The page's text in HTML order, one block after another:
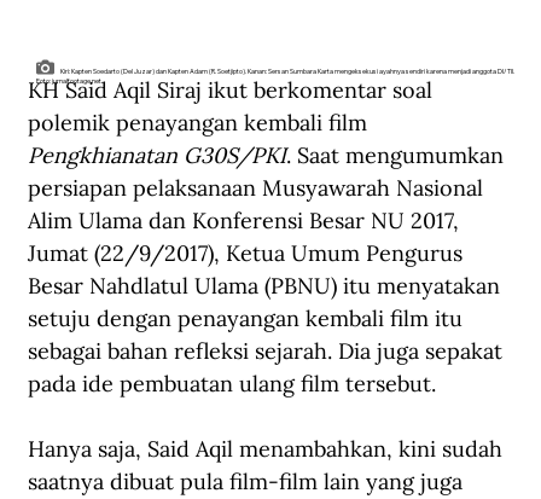
Kiri: Kapten Soedarto (Del Juzar) dan Kapten Adam (R. Soetjipto). Kanan: Sersan Sumbara Karta mengeksekusi ayahnya sendiri karena menjadi anggota DI/TII.
Foto: jurnalfootage.net.
KH Said Aqil Siraj ikut berkomentar soal
polemik penayangan kembali film
Pengkhianatan G30S/PKI. Saat mengumumkan
persiapan pelaksanaan Musyawarah Nasional
Alim Ulama dan Konferensi Besar NU 2017,
Jumat (22/9/2017), Ketua Umum Pengurus
Besar Nahdlatul Ulama (PBNU) itu menyatakan
setuju dengan penayangan kembali film itu
sebagai bahan refleksi sejarah. Dia juga sepakat
pada ide pembuatan ulang film tersebut.
Hanya saja, Said Aqil menambahkan, kini sudah
saatnya dibuat pula film-film lain yang juga